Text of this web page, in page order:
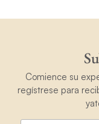
Comience su
regístrese para